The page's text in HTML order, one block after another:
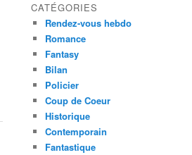
CATÉGORIES
Rendez-vous hebdo
Romance
Fantasy
Bilan
Policier
Coup de Coeur
Historique
Contemporain
Fantastique